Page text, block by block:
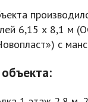
6,15 х 8,1 м
с